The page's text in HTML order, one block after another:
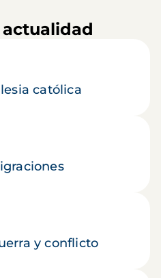
católica
y conflicto